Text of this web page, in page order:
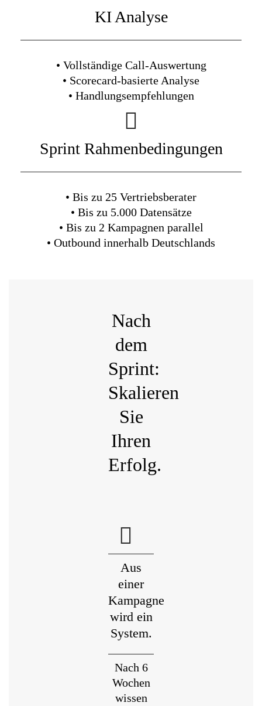
KI Analyse
• Vollständige Call-Auswertung
• Scorecard-basierte Analyse
• Handlungsempfehlungen
Sprint Rahmenbedingungen
• Bis zu 25 Vertriebsberater
• Bis zu 5.000 Datensätze
• Bis zu 2 Kampagnen parallel
• Outbound innerhalb Deutschlands
Nach
dem
Sprint:
Skalieren
Sie
Ihren
Erfolg.
Aus
einer
Kampagne
wird ein
System.
Nach 6
Wochen
wissen